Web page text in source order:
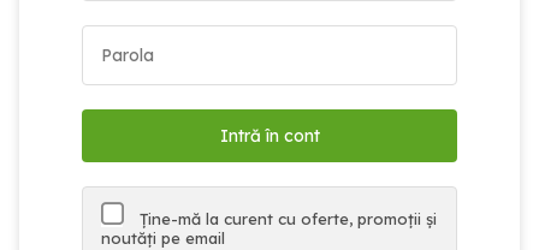
Ține-mă la curent cu oferte, promoții și
noutăți pe email